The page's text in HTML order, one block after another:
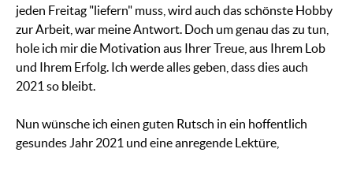
jeden Freitag "liefern" muss, wird auch das schönste Hobby
zur Arbeit, war meine Antwort. Doch um genau das zu tun,
hole ich mir die Motivation aus Ihrer Treue, aus Ihrem Lob
und Ihrem Erfolg. Ich werde alles geben, dass dies auch
2021 so bleibt.
Nun wünsche ich einen guten Rutsch in ein hoffentlich
gesundes Jahr 2021 und eine anregende Lektüre,